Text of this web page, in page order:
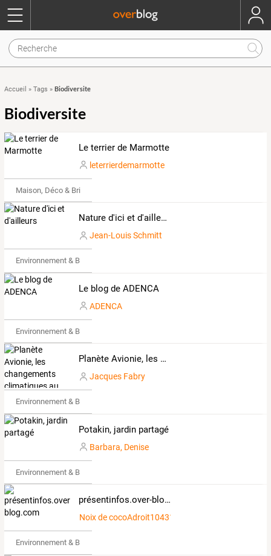
Accueil » Tags » Biodiversite
Biodiversite
Le terrier de Marmotte
leterrierdemarmotte
Maison, Déco & Bricolage
Nature d'ici et d'ailleurs
Jean-Louis Schmitt
Environnement & Bio
Le blog de ADENCA
ADENCA
Environnement & Bio
Planète Avionie, les changements climatiques au quotidien
Jacques Fabry
Environnement & Bio
Potakin, jardin partagé
Barbara, Denise
Environnement & Bio
présentinfos.over-blog.com
Noix de cocoAdroit1043162
Environnement & Bio